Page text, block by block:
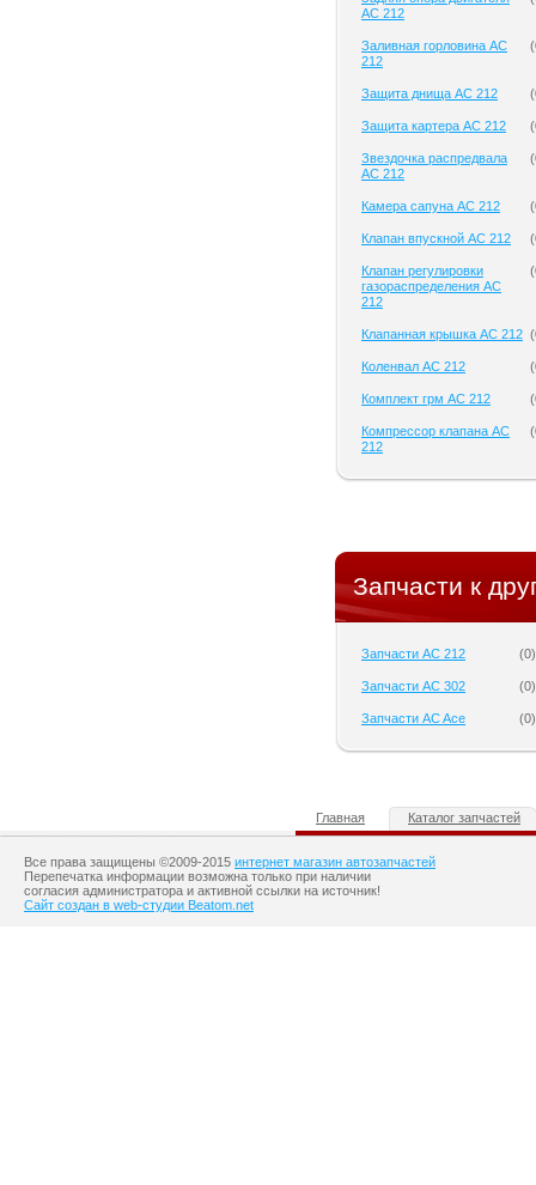
AC 212
Заливная горловина AC
212
(
Защита днища AC 212 (
Защита картера AC 212 (
Звездочка распредвала
AC 212
(
Камера сапуна AC 212 (
Клапан впускной AC 212 (
Клапан регулировки
газораспределения AC
212
(
Клапанная крышка AC 212 (
Коленвал AC 212 (
Комплект грм AC 212 (
Компрессор клапана AC
212
(
Запчасти к
Запчасти AC 212 (0)
Запчасти AC 302 (0)
Запчасти AC Ace (0)
Главная Каталог запчастей
Все права защищены ©2009-2015 интернет магазин автозапчастей
Перепечатка информации возможна только при наличии
согласия администратора и активной ссылки на источник!
Сайт создан в web-студии Beatom.net